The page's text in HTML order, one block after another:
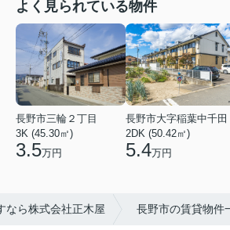
よく見られている物件
長野市三輪２丁目
3K (45.30㎡)
3.5万円
長野市大字稲葉中千田
2DK (50.42㎡)
5.4万円
なら株式会社正木屋 長野市の賃貸物件